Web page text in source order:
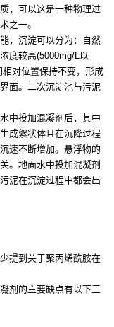
，可以这是一种物理过
之一。
，沉淀可以分为：自然
度较高(5000mg/L以
相对位置保持不变，形成
面。二次沉淀池与污泥
中投加混凝剂后，其中
成絮状体且在沉降过程
速不断增加。悬浮物的
。地面水中投加混凝剂
泥在沉淀过程中都会出
提到关于聚丙烯酰胺在
剂的主要缺点有以下三